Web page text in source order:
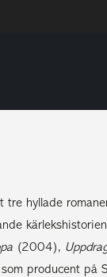
tre hyllade
kärlekshistorien
(2004),
producent på